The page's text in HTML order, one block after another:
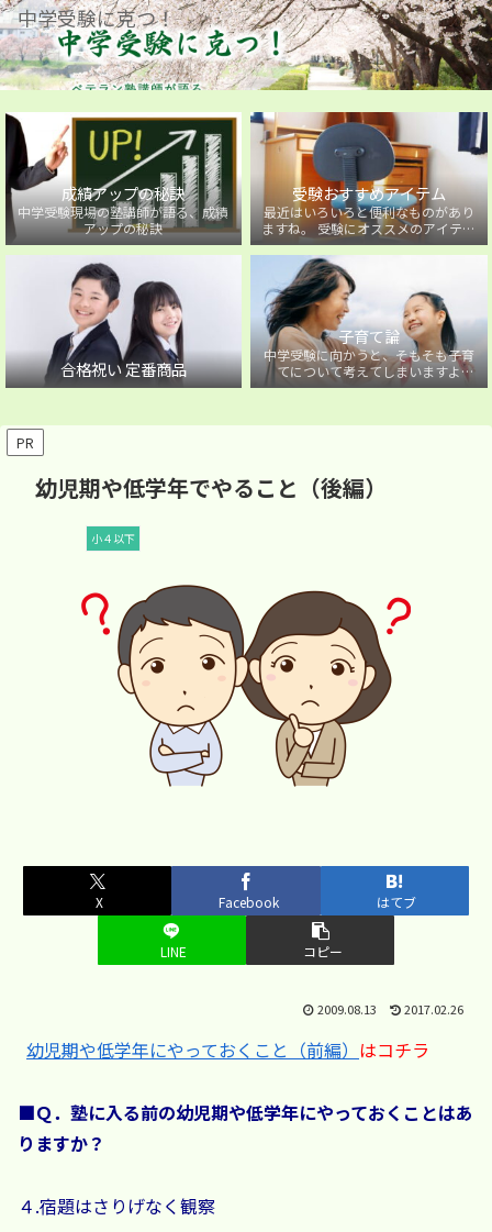
中学受験に克つ！
成績アップの秘訣
中学受験現場の塾講師が語る、成績
アップの秘訣
受験おすすめアイテム
最近はいろいろと便利なものがあり
ますね。 受験にオススメのアイテム
を紹介しています。
合格祝い 定番商品
子育て論
中学受験に向かうと、そもそも子育
てについて考えてしまいますよ
ね・・・。中学受験に向かうお子様
PR
幼児期や低学年でやること（後編）
小４以下
X Facebook はてブ
LINE コピー
2009.08.13 2017.02.26
幼児期や低学年にやっておくこと（前編） はコチラ
■Ｑ．塾に入る前の幼児期や低学年にやっておくことはあ
りますか？
４.宿題はさりげなく観察